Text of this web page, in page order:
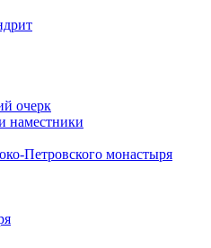
очерк
наместники
Петровского монастыря